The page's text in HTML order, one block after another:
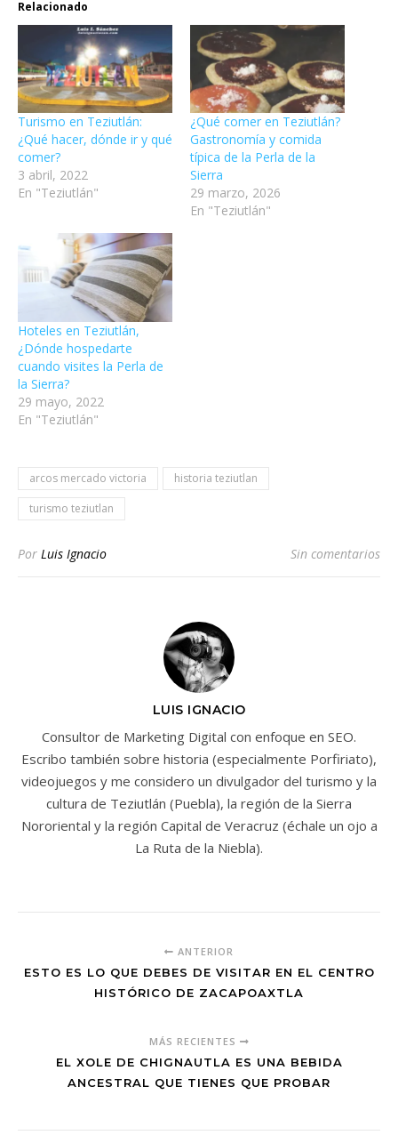
Relacionado
Turismo en Teziutlán:
¿Qué hacer, dónde ir y qué
comer?
3 abril, 2022
En "Teziutlán"
¿Qué comer en Teziutlán?
Gastronomía y comida
típica de la Perla de la
Sierra
29 marzo, 2026
En "Teziutlán"
Hoteles en Teziutlán,
¿Dónde hospedarte
cuando visites la Perla de
la Sierra?
29 mayo, 2022
En "Teziutlán"
arcos mercado victoria
historia teziutlan
turismo teziutlan
Por Luis Ignacio Sin comentarios
LUIS IGNACIO
Consultor de Marketing Digital con enfoque en SEO.
Escribo también sobre historia (especialmente Porfiriato),
videojuegos y me considero un divulgador del turismo y la
cultura de Teziutlán (Puebla), la región de la Sierra
Nororiental y la región Capital de Veracruz (échale un ojo a
La Ruta de la Niebla).
ANTERIOR
ESTO ES LO QUE DEBES DE VISITAR EN EL CENTRO
HISTÓRICO DE ZACAPOAXTLA
MÁS RECIENTES
EL XOLE DE CHIGNAUTLA ES UNA BEBIDA
ANCESTRAL QUE TIENES QUE PROBAR